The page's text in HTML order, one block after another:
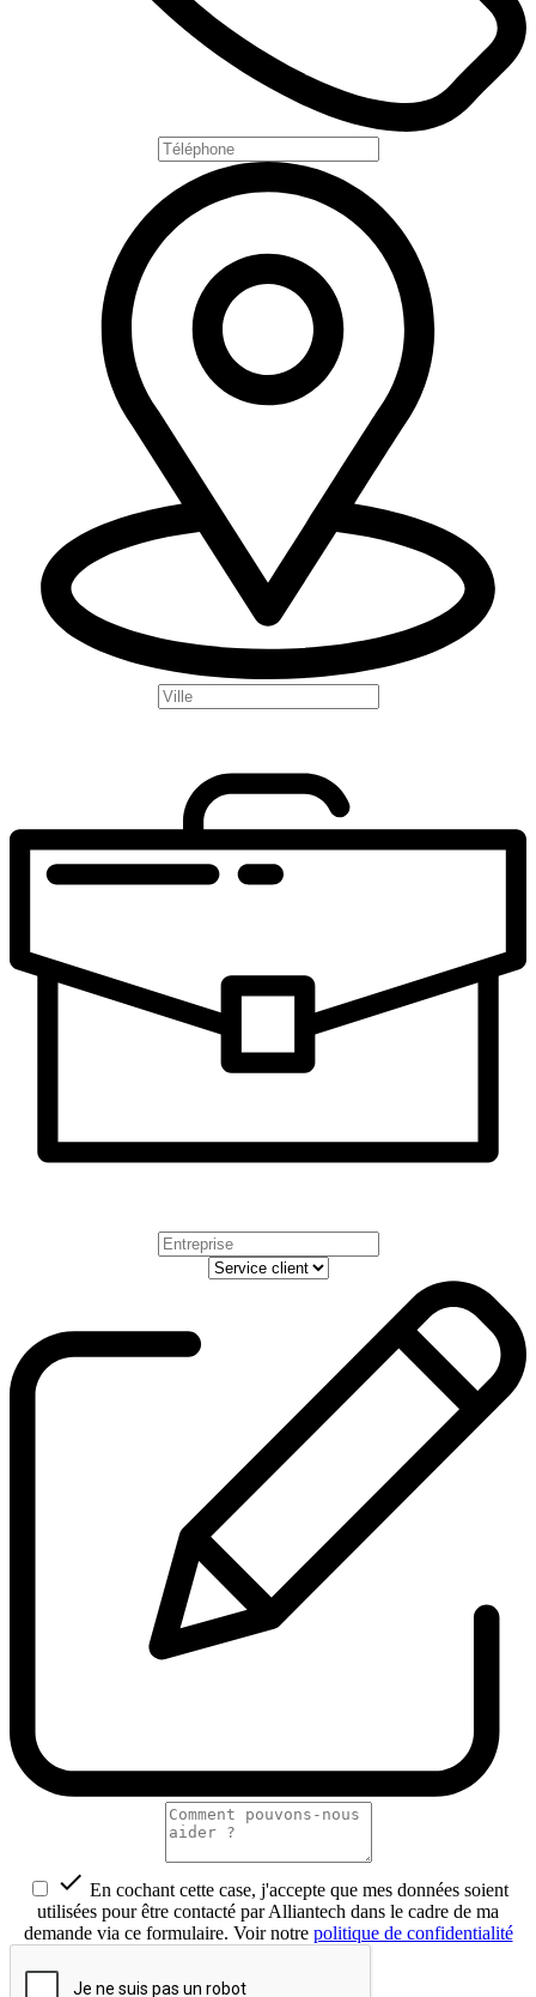
 En cochant cette case, j'accepte que mes données soient
utilisées pour être contacté par Alliantech dans le cadre de ma
demande via ce formulaire. Voir notre politique de confidentialité